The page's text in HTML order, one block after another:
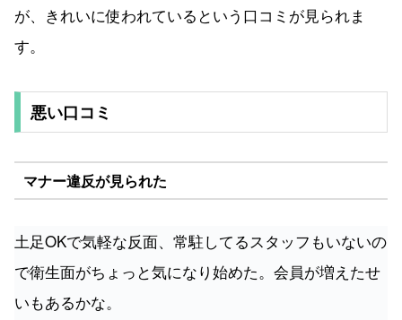
が、きれいに使われているという口コミが見られま
す。
悪い口コミ
マナー違反が見られた
土足OKで気軽な反面、常駐してるスタッフもいないの
で衛生面がちょっと気になり始めた。会員が増えたせ
いもあるかな。